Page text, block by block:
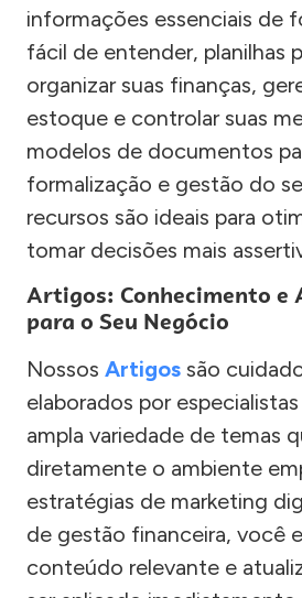
informações essenciais de
fácil de entender, planilhas
organizar suas finanças,
estoque e controlar suas
modelos de documentos
formalização e gestão do
recursos são ideais para
tomar decisões mais
Artigos: Conhecimento e
para o Seu Negócio
Nossos Artigos são
elaborados por
ampla variedade de temas
diretamente o ambiente
estratégias de marketing
de gestão financeira, você
conteúdo relevante e